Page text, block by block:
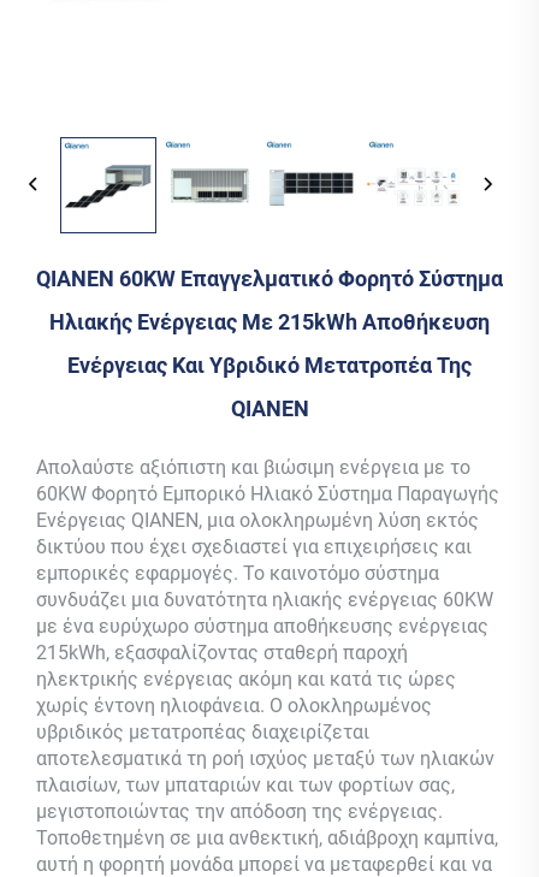
QIANEN 60KW Επαγγελματικό Φορητό Σύστημα
Ηλιακής Ενέργειας Με 215kWh Αποθήκευση
Ενέργειας Και Υβριδικό Μετατροπέα Της
QIANEN
Απολαύστε αξιόπιστη και βιώσιμη ενέργεια με το
60KW Φορητό Εμπορικό Ηλιακό Σύστημα Παραγωγής
Ενέργειας QIANEN, μια ολοκληρωμένη λύση εκτός
δικτύου που έχει σχεδιαστεί για επιχειρήσεις και
εμπορικές εφαρμογές. Το καινοτόμο σύστημα
συνδυάζει μια δυνατότητα ηλιακής ενέργειας 60KW
με ένα ευρύχωρο σύστημα αποθήκευσης ενέργειας
215kWh, εξασφαλίζοντας σταθερή παροχή
ηλεκτρικής ενέργειας ακόμη και κατά τις ώρες
χωρίς έντονη ηλιοφάνεια. Ο ολοκληρωμένος
υβριδικός μετατροπέας διαχειρίζεται
αποτελεσματικά τη ροή ισχύος μεταξύ των ηλιακών
πλαισίων, των μπαταριών και των φορτίων σας,
μεγιστοποιώντας την απόδοση της ενέργειας.
Τοποθετημένη σε μια ανθεκτική, αδιάβροχη καμπίνα,
αυτή η φορητή μονάδα μπορεί να μεταφερθεί και να